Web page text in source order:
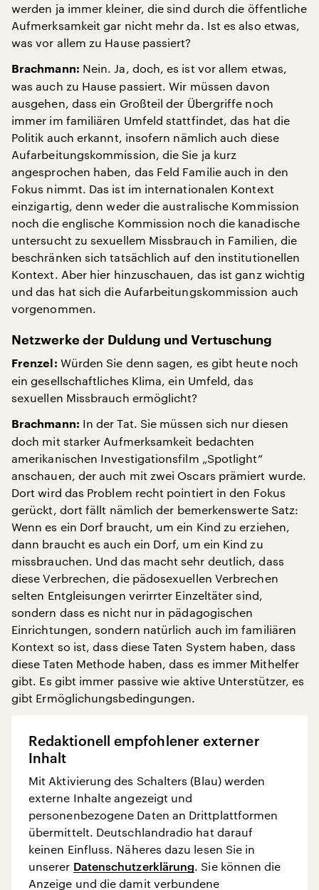
werden ja immer kleiner, die sind durch die öffentliche
Aufmerksamkeit gar nicht mehr da. Ist es also etwas,
was vor allem zu Hause passiert?
Brachmann: Nein. Ja, doch, es ist vor allem etwas,
was auch zu Hause passiert. Wir müssen davon
ausgehen, dass ein Großteil der Übergriffe noch
immer im familiären Umfeld stattfindet, das hat die
Politik auch erkannt, insofern nämlich auch diese
Aufarbeitungskommission, die Sie ja kurz
angesprochen haben, das Feld Familie auch in den
Fokus nimmt. Das ist im internationalen Kontext
einzigartig, denn weder die australische Kommission
noch die englische Kommission noch die kanadische
untersucht zu sexuellem Missbrauch in Familien, die
beschränken sich tatsächlich auf den institutionellen
Kontext. Aber hier hinzuschauen, das ist ganz wichtig
und das hat sich die Aufarbeitungskommission auch
vorgenommen.
Netzwerke der Duldung und Vertuschung
Frenzel: Würden Sie denn sagen, es gibt heute noch
ein gesellschaftliches Klima, ein Umfeld, das
sexuellen Missbrauch ermöglicht?
Brachmann: In der Tat. Sie müssen sich nur diesen
doch mit starker Aufmerksamkeit bedachten
amerikanischen Investigationsfilm „Spotlight“
anschauen, der auch mit zwei Oscars prämiert wurde.
Dort wird das Problem recht pointiert in den Fokus
gerückt, dort fällt nämlich der bemerkenswerte Satz:
Wenn es ein Dorf braucht, um ein Kind zu erziehen,
dann braucht es auch ein Dorf, um ein Kind zu
missbrauchen. Und das macht sehr deutlich, dass
diese Verbrechen, die pädosexuellen Verbrechen
selten Entgleisungen verirrter Einzeltäter sind,
sondern dass es nicht nur in pädagogischen
Einrichtungen, sondern natürlich auch im familiären
Kontext so ist, dass diese Taten System haben, dass
diese Taten Methode haben, dass es immer Mithelfer
gibt. Es gibt immer passive wie aktive Unterstützer, es
gibt Ermöglichungsbedingungen.
Redaktionell empfohlener externer
Inhalt
Mit Aktivierung des Schalters (Blau) werden
externe Inhalte angezeigt und
personenbezogene Daten an Drittplattformen
übermittelt. Deutschlandradio hat darauf
keinen Einfluss. Näheres dazu lesen Sie in
unserer Datenschutzerklärung. Sie können die
Anzeige und die damit verbundene